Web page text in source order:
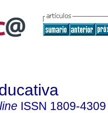
ISSN 1809-4309